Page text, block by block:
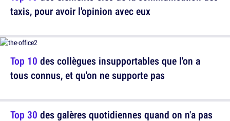
Top 10 des collègues insupportables que l'on a
tous connus, et qu'on ne supporte pas
taxis, pour avoir l'opinion avec eux
Top 30 des galères quotidiennes quand on n'a pas